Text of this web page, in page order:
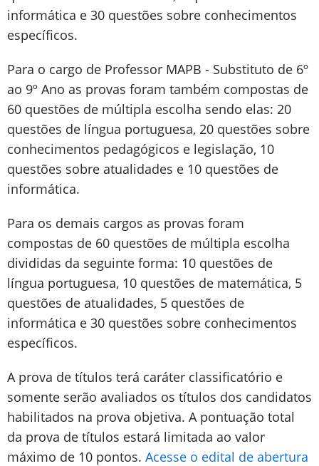
informática e 30 questões sobre conhecimentos
específicos.
Para o cargo de Professor MAPB - Substituto de 6º
ao 9º Ano as provas foram também compostas de
60 questões de múltipla escolha sendo elas: 20
questões de língua portuguesa, 20 questões sobre
conhecimentos pedagógicos e legislação, 10
questões sobre atualidades e 10 questões de
informática.
Para os demais cargos as provas foram
compostas de 60 questões de múltipla escolha
divididas da seguinte forma: 10 questões de
língua portuguesa, 10 questões de matemática, 5
questões de atualidades, 5 questões de
informática e 30 questões sobre conhecimentos
específicos.
A prova de títulos terá caráter classificatório e
somente serão avaliados os títulos dos candidatos
habilitados na prova objetiva. A pontuação total
da prova de títulos estará limitada ao valor
máximo de 10 pontos. Acesse o edital de abertura